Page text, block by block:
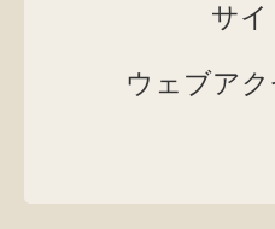
サ
ウェブア